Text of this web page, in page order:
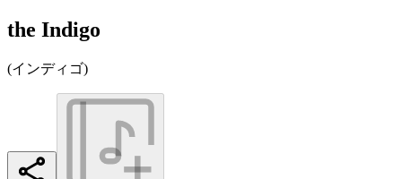
the Indigo
(インディゴ)